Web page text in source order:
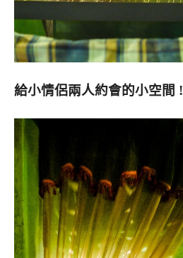
給小情侶兩人約會的小空間 !